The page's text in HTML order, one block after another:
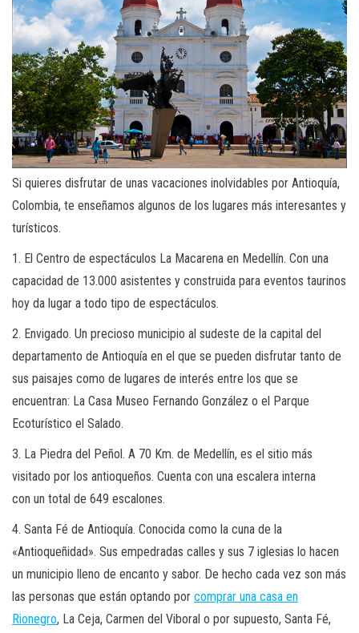
Si quieres disfrutar de unas vacaciones inolvidables por Antioquía,
Colombia, te enseñamos algunos de los lugares más interesantes y
turísticos.
1. El Centro de espectáculos La Macarena en Medellín. Con una
capacidad de 13.000 asistentes y construida para eventos taurinos
hoy da lugar a todo tipo de espectáculos.
2. Envigado. Un precioso municipio al sudeste de la capital del
departamento de Antioquía en el que se pueden disfrutar tanto de
sus paisajes como de lugares de interés entre los que se
encuentran: La Casa Museo Fernando González o el Parque
Ecoturístico el Salado.
3. La Piedra del Peñol. A 70 Km. de Medellín, es el sitio más
visitado por los antioqueños. Cuenta con una escalera interna
con un total de 649 escalones.
4. Santa Fé de Antioquía. Conocida como la cuna de la
«Antioqueñidad». Sus empedradas calles y sus 7 iglesias lo hacen
un municipio lleno de encanto y sabor. De hecho cada vez son más
las personas que están optando por comprar una casa en
Rionegro, La Ceja, Carmen del Viboral o por supuesto, Santa Fé,